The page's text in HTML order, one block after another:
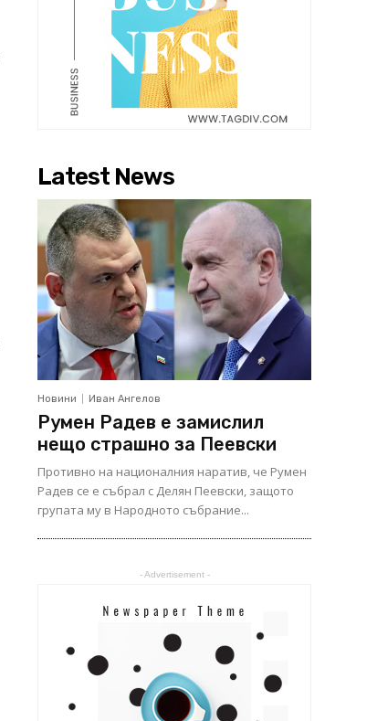
Latest News
Новини Иван Ангелов
Румен Радев е замислил
нещо страшно за Пеевски
Противно на националния наратив, че Румен
Радев се е събрал с Делян Пеевски, защото
групата му в Народното събрание...
- Advertisement -